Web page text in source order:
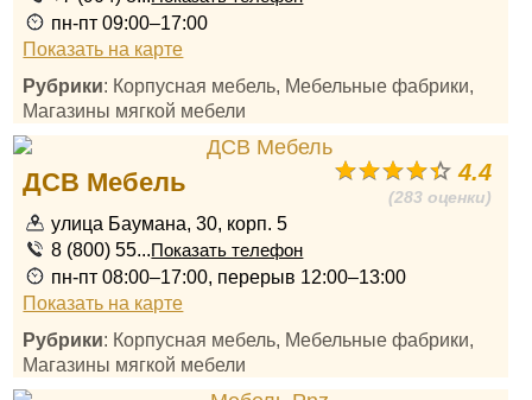
пн-пт 09:00–17:00
Показать на карте
Рубрики: Корпусная мебель, Мебельные фабрики,
Магазины мягкой мебели
4.4
(283 оценки)
ДСВ Мебель
улица Баумана, 30, корп. 5
8 (800) 55...Показать телефон
пн-пт 08:00–17:00, перерыв 12:00–13:00
Показать на карте
Рубрики: Корпусная мебель, Мебельные фабрики,
Магазины мягкой мебели